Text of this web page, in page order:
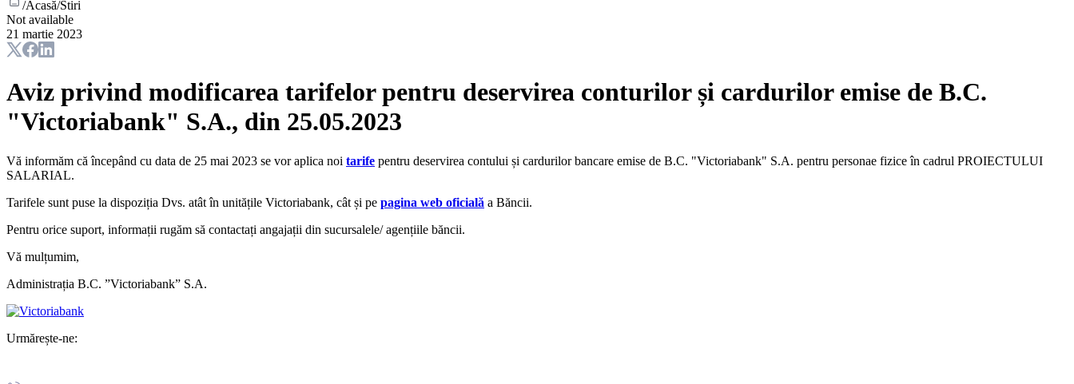
/Acasă/Stiri
Not available
21 martie 2023
Aviz privind modificarea tarifelor pentru deservirea conturilor și cardurilor emise de B.C.
"Victoriabank" S.A., din 25.05.2023
Vă informăm că începând cu data de 25 mai 2023 se vor aplica noi tarife pentru deservirea contului și cardurilor bancare emise de B.C. "Victoriabank" S.A. pentru personae fizice în cadrul PROIECTULUI
SALARIAL.
Tarifele sunt puse la dispoziția Dvs. atât în unitățile Victoriabank, cât și pe pagina web oficială a Băncii.
Pentru orice suport, informații rugăm să contactați angajații din sucursalele/ agențiile băncii.
Vă mulțumim,
Administrația B.C. ”Victoriabank” S.A.
Urmărește-ne: